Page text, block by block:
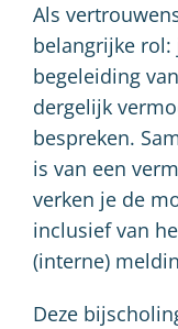
Als
belangrijke rol:
begeleiding
dergelijk
bespreken.
is van een
verken je de
inclusief van
(interne)
Deze